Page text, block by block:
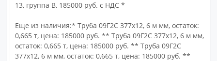
13, группа В, 185000 руб. с НДС *
Еще из наличия:* Труба 09Г2С 377х12, 6 м мм, остаток:
0,665 т, цена: 185000 руб. ** Труба 09Г2С 377х12, 6 м мм,
остаток: 0,665 т, цена: 185000 руб. ** Труба 09Г2С
377х12, 6 м мм, остаток: 0,665 т, цена: 185000 руб. **